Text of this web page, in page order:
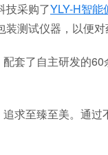
技采购了YLY-H智能
装测试仪器，以便
套了自主研发的60
求至臻至美。通过